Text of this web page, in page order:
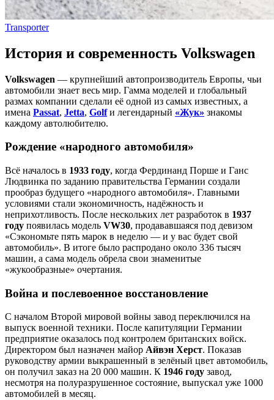
Transporter
История и современность Volkswagen
Volkswagen — крупнейший автопроизводитель Европы, чьи
автомобили знает весь мир. Гамма моделей и глобальный
размах компании сделали её одной из самых известных, а
имена Passat, Jetta, Golfи легендарный «Жук» знакомы
каждому автолюбителю.
Рождение «народного автомобиля»
Всё началось в 1933 году, когда Фердинанд Порше и Ганс
Людвинка по заданию правительства Германии создали
прообраз будущего «народного автомобиля». Главными
условиями стали экономичность, надёжность и
неприхотливость. После нескольких лет разработок в 1937
году появилась модель VW30, продававшаяся под девизом
«Сэкономьте пять марок в неделю — и у вас будет свой
автомобиль». В итоге было распродано около 336 тысяч
машин, а сама модель обрела свои знаменитые
«жукообразные» очертания.
Война и послевоенное восстановление
С началом Второй мировой войны завод переключился на
выпуск военной техники. После капитуляции Германии
предприятие оказалось под контролем британских войск.
Директором был назначен майор Айвэн Херст. Показав
руководству армии выкрашенный в зелёный цвет автомобиль,
он получил заказ на 20 000 машин. К 1946 году завод,
несмотря на полуразрушенное состояние, выпускал уже 1000
автомобилей в месяц.